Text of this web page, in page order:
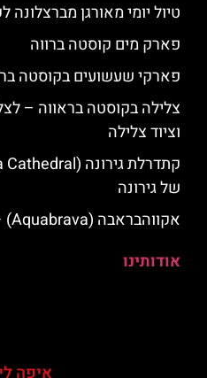
טיול יומי מאורגן מברצלונה
פארק מים קוסטה ברווה
פארקי שעשועים בקוסטה
צלילה בקוסטה בראווה –
וציוד צלילה
של גירונה
אקווהבראבה (Aquabrava) – פארק מים קוסטה ברווה
אודותינו